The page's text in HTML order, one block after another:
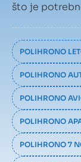
što je
POLIHRONO
POLIHRONO
POLIHRONO
POLIHRONO
POLIHRONO 7